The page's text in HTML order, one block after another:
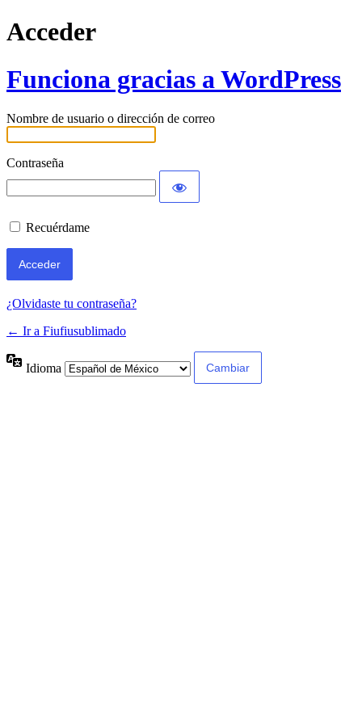
Acceder
Funciona gracias a WordPress
Nombre de usuario o dirección de correo
Contraseña
Recuérdame
¿Olvidaste tu contraseña?
← Ir a Fiufiusublimado
Idioma